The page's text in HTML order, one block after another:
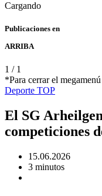
Cargando
Publicaciones en
ARRIBA
1 / 1
*Para cerrar el
Deporte TOP
El SG
competiciones
15.06.2026
3 minutos